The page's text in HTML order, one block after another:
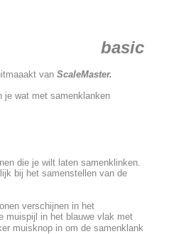
van ScaleMaster.
je wat met samenklanken
die je wilt laten samenklinken.
bij het samenstellen van de
verschijnen in het
muispijl in het blauwe vlak met
muisknop in om de samenklank